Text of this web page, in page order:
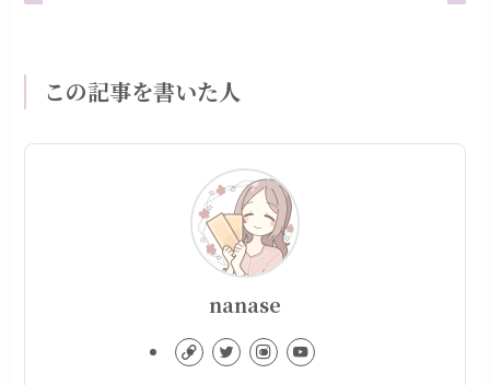
この記事を書いた人
nanase